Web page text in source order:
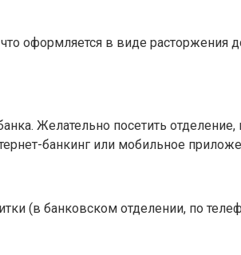
оформляется в виде расторжения
Желательно посетить
банкинг или мобильное
(в банковском отделении, по